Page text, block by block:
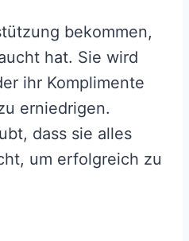
bekommen,
hat. Sie wird
ihr Komplimente
erniedrigen.
dass sie alles
um erfolgreich zu